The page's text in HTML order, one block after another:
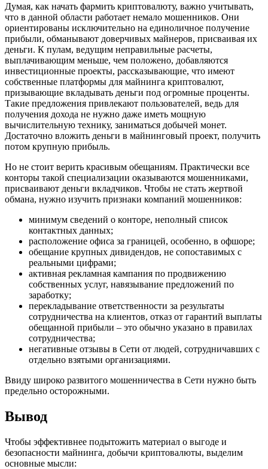
Думая, как начать фармить криптовалюту, важно учитывать,
что в данной области работает немало мошенников. Они
ориентированы исключительно на единоличное получение
прибыли, обманывают доверчивых майнеров, присваивая их
деньги. К пулам, ведущим неправильные расчеты,
выплачивающим меньше, чем положено, добавляются
инвестиционные проекты, рассказывающие, что имеют
собственные платформы для майнинга криптовалют,
призывающие вкладывать деньги под огромные проценты.
Такие предложения привлекают пользователей, ведь для
получения дохода не нужно даже иметь мощную
вычислительную технику, заниматься добычей монет.
Достаточно вложить деньги в майнинговый проект, получить
потом крупную прибыль.
Но не стоит верить красивым обещаниям. Практически все
конторы такой специализации оказываются мошенниками,
присваивают деньги вкладчиков. Чтобы не стать жертвой
обмана, нужно изучить признаки компаний мошенников:
минимум сведений о конторе, неполный список
контактных данных;
расположение офиса за границей, особенно, в офшоре;
обещание крупных дивидендов, не сопоставимых с
реальными цифрами;
активная рекламная кампания по продвижению
собственных услуг, навязывание предложений по
заработку;
перекладывание ответственности за результаты
сотрудничества на клиентов, отказ от гарантий выплаты
обещанной прибыли – это обычно указано в правилах
сотрудничества;
негативные отзывы в Сети от людей, сотрудничавших с
отдельно взятыми организациями.
Ввиду широко развитого мошенничества в Сети нужно быть
предельно осторожными.
Вывод
Чтобы эффективнее подытожить материал о выгоде и
безопасности майнинга, добычи криптовалюты, выделим
основные мысли: